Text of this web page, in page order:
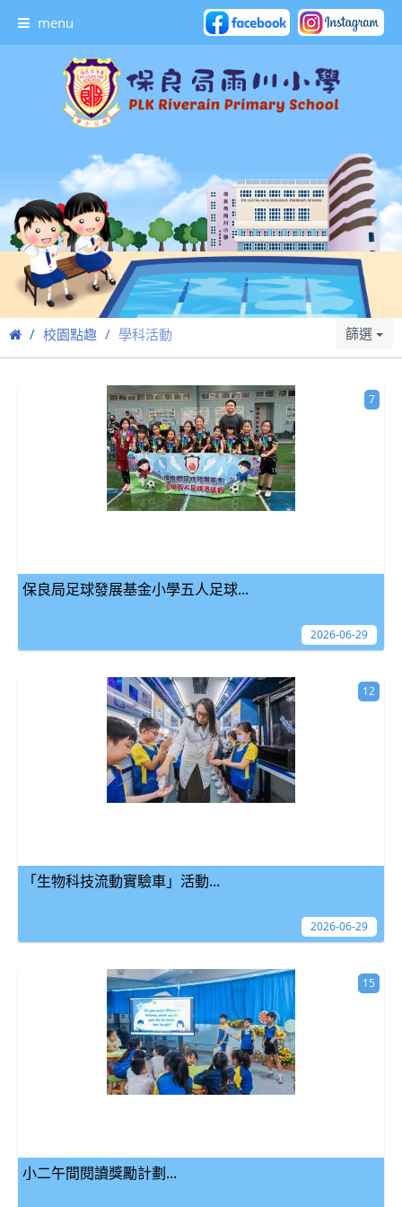
menu
校園點趣 學科活動 篩選
保良局足球發展基金小學五人足球...
7
2026-06-29
「生物科技流動實驗車」活動...
12
2026-06-29
小二午間閱讀獎勵計劃...
15